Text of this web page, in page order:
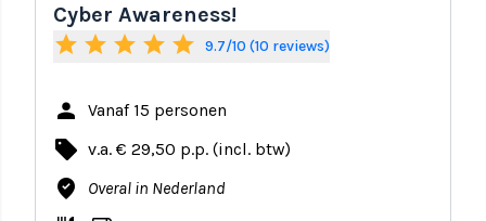
Cyber Awareness!
star star star star star 9.7/10 (10 reviews)
person Vanaf 15 personen
local_offer v.a. € 29,50 p.p. (incl. btw)
where_to_vote Overal in Nederland